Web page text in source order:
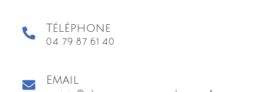
Téléphone
04 79 87 61 40
Email